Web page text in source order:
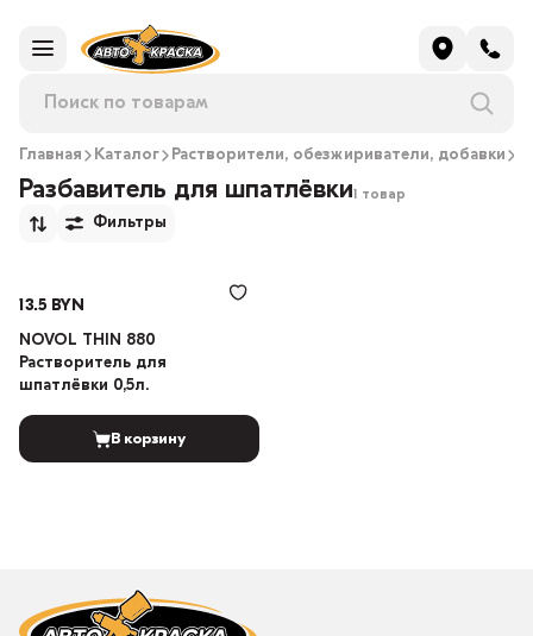
Главная Каталог Растворители, обезжириватели, добавки
Разбавитель для шпатлёвки 1 товар
Фильтры
13.5 BYN
NOVOL THIN 880
Растворитель для
шпатлёвки 0,5л.
В корзину